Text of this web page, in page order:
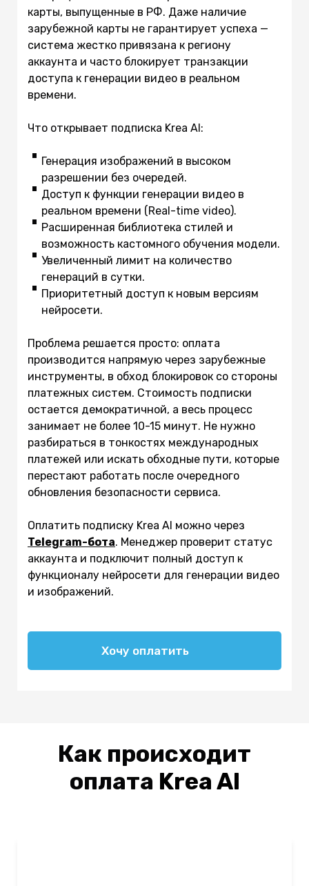
карты, выпущенные в РФ. Даже наличие
зарубежной карты не гарантирует успеха —
система жестко привязана к региону
аккаунта и часто блокирует транзакции
доступа к генерации видео в реальном
времени.
Что открывает подписка Krea AI:
Генерация изображений в высоком
разрешении без очередей.
Доступ к функции генерации видео в
реальном времени (Real-time video).
Расширенная библиотека стилей и
возможность кастомного обучения модели.
Увеличенный лимит на количество
генераций в сутки.
Приоритетный доступ к новым версиям
нейросети.
Проблема решается просто: оплата
производится напрямую через зарубежные
инструменты, в обход блокировок со стороны
платежных систем. Стоимость подписки
остается демократичной, а весь процесс
занимает не более 10-15 минут. Не нужно
разбираться в тонкостях международных
платежей или искать обходные пути, которые
перестают работать после очередного
обновления безопасности сервиса.
Оплатить подписку Krea AI можно через
Telegram-бота. Менеджер проверит статус
аккаунта и подключит полный доступ к
функционалу нейросети для генерации видео
и изображений.
Хочу оплатить
Как происходит
оплата Krea AI